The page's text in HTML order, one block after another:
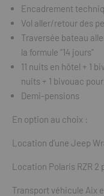
Encadrement
Vol aller/retour des
Traversée bateau
la formule “14 jours”
11 nuits en hôtel + 1
nuits + 1 bivouac
Demi-pensions
En option au choix :
Location d’une Jeep
Location Polaris RZR 2
Transport véhicule Aix